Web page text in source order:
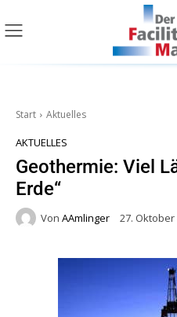
Start Aktuelles
AKTUELLES
Geothermie: Viel
Erde“
Von AAmlinger 27. Oktober